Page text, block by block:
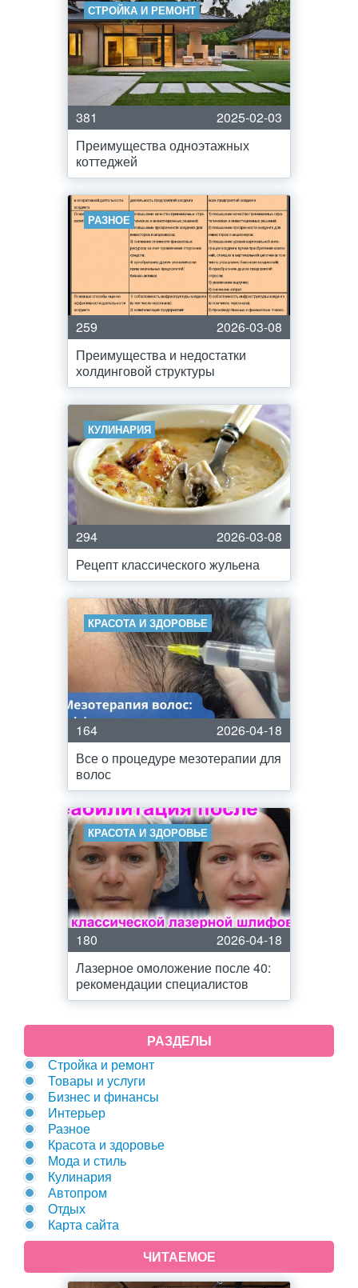
СТРОЙКА И РЕМОНТ
381
2025-02-03
Преимущества одноэтажных
коттеджей
РАЗНОЕ
259
2026-03-08
Преимущества и недостатки
холдинговой структуры
КУЛИНАРИЯ
294
2026-03-08
Рецепт классического жульена
КРАСОТА И ЗДОРОВЬЕ
164
2026-04-18
Все о процедуре мезотерапии для
волос
КРАСОТА И ЗДОРОВЬЕ
180
2026-04-18
Лазерное омоложение после 40:
рекомендации специалистов
РАЗДЕЛЫ
Стройка и ремонт
Товары и услуги
Бизнес и финансы
Интерьер
Разное
Красота и здоровье
Мода и стиль
Кулинария
Автопром
Отдых
Карта сайта
ЧИТАЕМОЕ